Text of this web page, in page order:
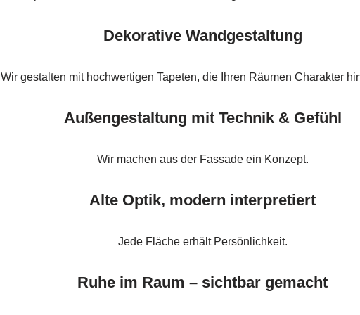
Dekorative Wandgestaltung
Wir gestalten mit hochwertigen Tapeten, die Ihren Räumen Charakter
Außengestaltung mit Technik & Gefühl
Wir machen aus der Fassade ein Konzept.
Alte Optik, modern interpretiert
Jede Fläche erhält Persönlichkeit.
Ruhe im Raum – sichtbar gemacht